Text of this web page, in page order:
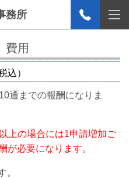
務所
費用
込）
通までの報酬になりま
上の場合には1申請増加ご
が必要になります。
。